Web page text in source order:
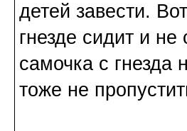
детей завести.
гнезде сидит и
самочка с гнезда
тоже не